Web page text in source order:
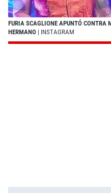
FURIA SCAGLIONE APUNTÓ CONTRA
HERMANO | INSTAGRAM